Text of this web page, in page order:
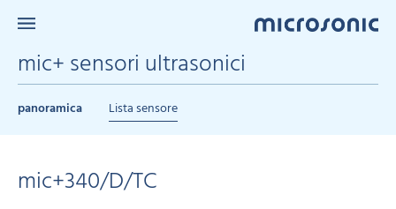
mic+ sensori ultrasonici
panoramica Lista sensore
mic+340/D/TC